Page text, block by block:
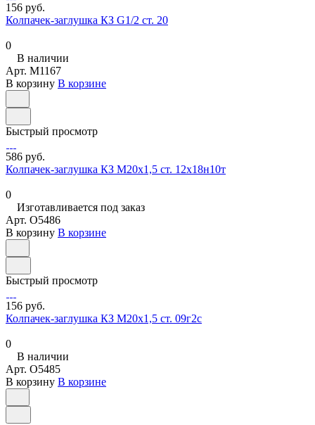
156 руб.
Колпачек-заглушка КЗ G1/2 ст. 20
0
В наличии
Арт. M1167
В корзину В корзине
Быстрый просмотр
586 руб.
Колпачек-заглушка КЗ М20х1,5 ст. 12х18н10т
0
Изготавливается под заказ
Арт. O5486
В корзину В корзине
Быстрый просмотр
156 руб.
Колпачек-заглушка КЗ М20х1,5 ст. 09г2с
0
В наличии
Арт. O5485
В корзину В корзине